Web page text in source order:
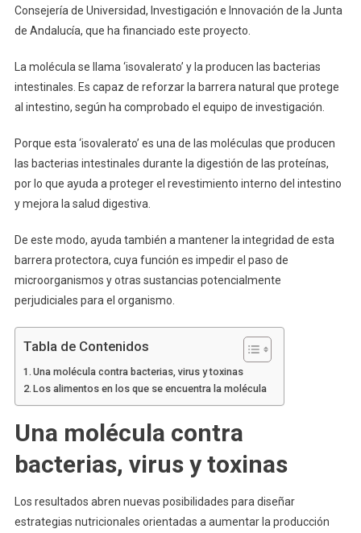
Consejería de Universidad, Investigación e Innovación de la Junta
de Andalucía, que ha financiado este proyecto.
La molécula se llama ‘isovalerato’ y la producen las bacterias
intestinales. Es capaz de reforzar la barrera natural que protege
al intestino, según ha comprobado el equipo de investigación.
Porque esta ‘isovalerato’ es una de las moléculas que producen
las bacterias intestinales durante la digestión de las proteínas,
por lo que ayuda a proteger el revestimiento interno del intestino
y mejora la salud digestiva.
De este modo, ayuda también a mantener la integridad de esta
barrera protectora, cuya función es impedir el paso de
microorganismos y otras sustancias potencialmente
perjudiciales para el organismo.
Tabla de Contenidos
Una molécula contra bacterias, virus y toxinas
Los alimentos en los que se encuentra la molécula
Una molécula contra
bacterias, virus y toxinas
Los resultados abren nuevas posibilidades para diseñar
estrategias nutricionales orientadas a aumentar la producción